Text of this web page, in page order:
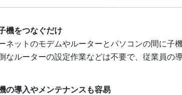
機をつなぐだけ
ネットのモデムやルーターとパソコンの間に子
なルーターの設定作業などは不要で、従業員の
の導入やメンテナンスも容易